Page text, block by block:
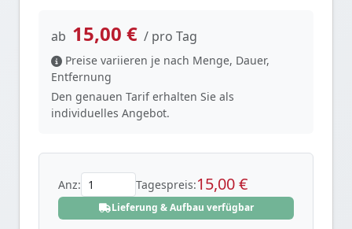
ab 15,00 € / pro Tag
Preise variieren je nach Menge, Dauer,
Entfernung
Den genauen Tarif erhalten Sie als
individuelles Angebot.
Anz: Tagespreis:15,00 €
Lieferung & Aufbau verfügbar